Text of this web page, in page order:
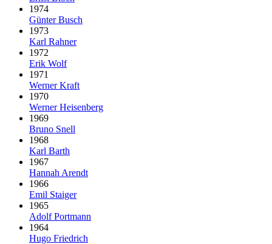
1974
Günter Busch
1973
Karl Rahner
1972
Erik Wolf
1971
Werner Kraft
1970
Werner Heisenberg
1969
Bruno Snell
1968
Karl Barth
1967
Hannah Arendt
1966
Emil Staiger
1965
Adolf Portmann
1964
Hugo Friedrich